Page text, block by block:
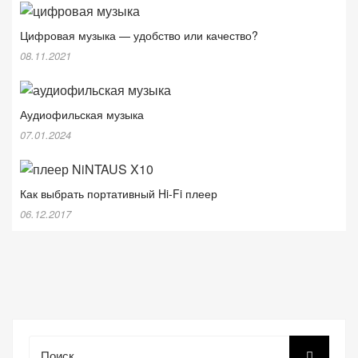
Цифровая музыка — удобство или качество?
08.11.2021
Аудиофильская музыка
07.01.2024
Как выбрать портативный Hi-Fi плеер
06.12.2017